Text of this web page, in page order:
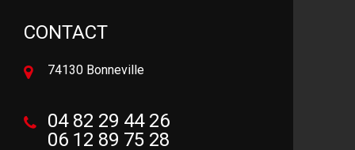
CONTACT
74130 Bonneville
04 82 29 44 26
06 12 89 75 28